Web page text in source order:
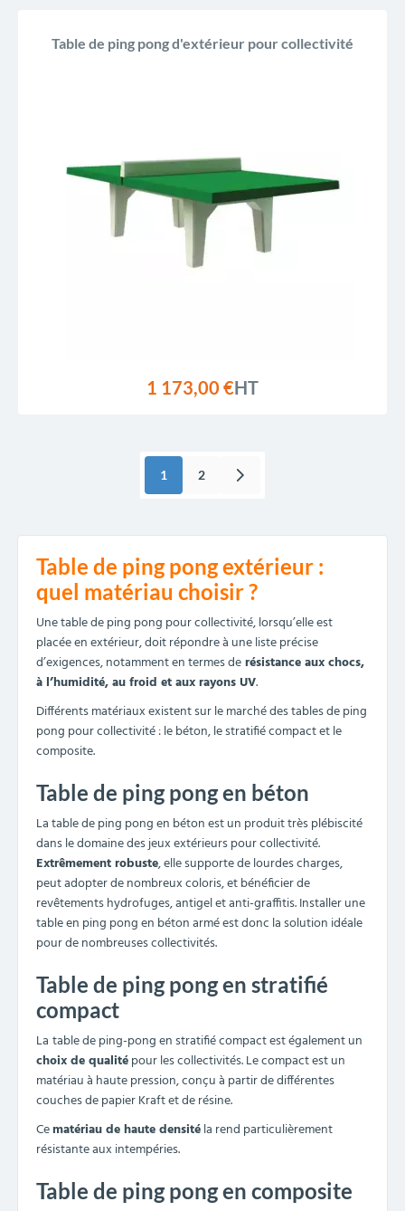
Table de ping pong d'extérieur pour collectivité
1 173,00 €HT
1 2
Table de ping pong extérieur :
quel matériau choisir ?
Une table de ping pong pour collectivité, lorsqu’elle est
placée en extérieur, doit répondre à une liste précise
d’exigences, notamment en termes derésistance aux chocs,
à l’humidité, au froid et aux rayons UV.
Différents matériaux existent sur le marché des tables de ping
pong pour collectivité : le béton, le stratifié compact et le
composite.
Table de ping pong en béton
La table de ping pong en béton est un produit très plébiscité
dans le domaine des jeux extérieurs pour collectivité.
Extrêmement robuste, elle supporte de lourdes charges,
peut adopter de nombreux coloris, et bénéficier de
revêtements hydrofuges, antigel et anti-graffitis. Installer une
table en ping pong en béton armé est donc la solution idéale
pour de nombreuses collectivités.
Table de ping pong en stratifié
compact
La table de ping-pong en stratifié compact est également un
choix de qualitépour les collectivités. Le compact est un
matériau à haute pression, conçu à partir de différentes
couches de papier Kraft et de résine.
Cematériau de haute densitéla rend particulièrement
résistante aux intempéries.
Table de ping pong en composite